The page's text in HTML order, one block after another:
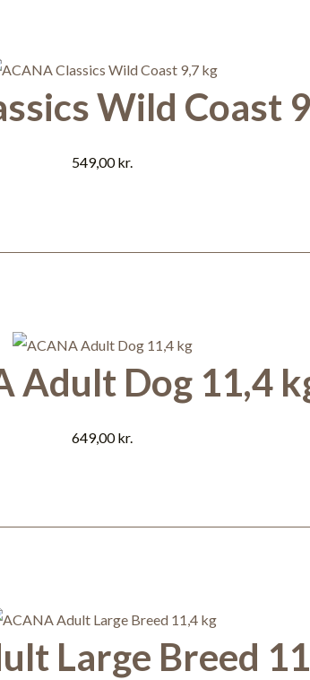
Wild Coast
549,00kr.
Adult Dog 11,4
649,00kr.
Large Breed